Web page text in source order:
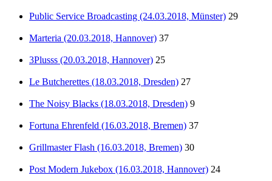
Public Service Broadcasting (24.03.2018, Münster) 29
Marteria (20.03.2018, Hannover) 37
3Plusss (20.03.2018, Hannover) 25
Le Butcherettes (18.03.2018, Dresden) 27
The Noisy Blacks (18.03.2018, Dresden) 9
Fortuna Ehrenfeld (16.03.2018, Bremen) 37
Grillmaster Flash (16.03.2018, Bremen) 30
Post Modern Jukebox (16.03.2018, Hannover) 24